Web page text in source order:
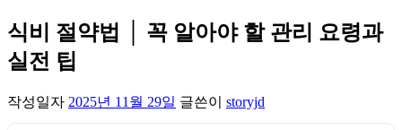
식비 절약법 │ 꼭 알아야 할 관리 요령과
실전 팁
작성일자 2025년 11월 29일 글쓴이 storyjd